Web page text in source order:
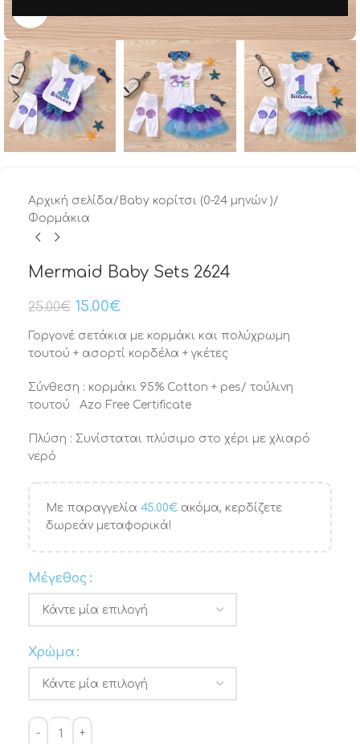
Αρχική σελίδα/ Baby κορίτσι (0-24 μηνών )/
Φορμάκια
Mermaid Baby Sets 2624
25.00€ 15.00€
Γοργονέ σετάκια με κορμάκι και πολύχρωμη
τουτού + ασορτί κορδέλα + γκέτες
Σύνθεση : κορμάκι 95% Cotton + pes/ τούλινη
τουτού Azo Free Certificate
Πλύση : Συνίσταται πλύσιμο στο χέρι με χλιαρό
νερό
Με παραγγελία 45.00€ ακόμα, κερδίζετε
δωρεάν μεταφορικά!
Μέγεθος
Χρώμα